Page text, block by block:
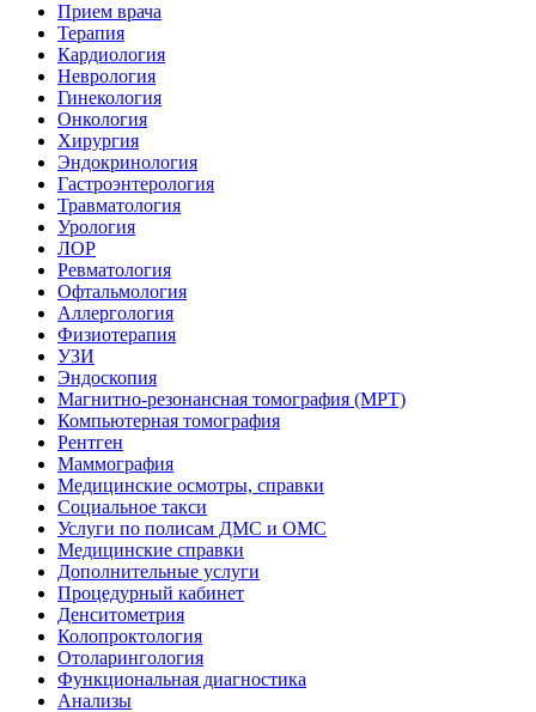
Прием врача
Терапия
Кардиология
Неврология
Гинекология
Онкология
Хирургия
Эндокринология
Гастроэнтерология
Травматология
Урология
ЛОР
Ревматология
Офтальмология
Аллергология
Физиотерапия
УЗИ
Эндоскопия
Магнитно-резонансная томография (МРТ)
Компьютерная томография
Рентген
Маммография
Медицинские осмотры, справки
Социальное такси
Услуги по полисам ДМС и ОМС
Медицинские справки
Дополнительные услуги
Процедурный кабинет
Денситометрия
Колопроктология
Отоларингология
Функциональная диагностика
Анализы